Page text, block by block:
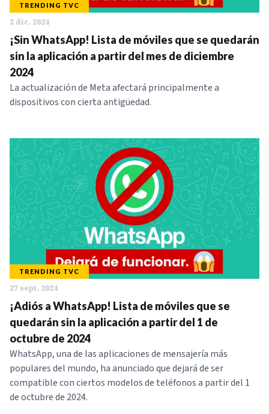
TRENDING TVC
2 dic. 2024
¡Sin WhatsApp! Lista de móviles que se quedarán
sin la aplicación a partir del mes de diciembre
2024
La actualización de Meta afectará principalmente a
dispositivos con cierta antigüedad.
TRENDING TVC
27 sept. 2024
¡Adiós a WhatsApp! Lista de móviles que se
quedarán sin la aplicación a partir del 1 de
octubre de 2024
WhatsApp, una de las aplicaciones de mensajería más
populares del mundo, ha anunciado que dejará de ser
compatible con ciertos modelos de teléfonos a partir del 1
de octubre de 2024.